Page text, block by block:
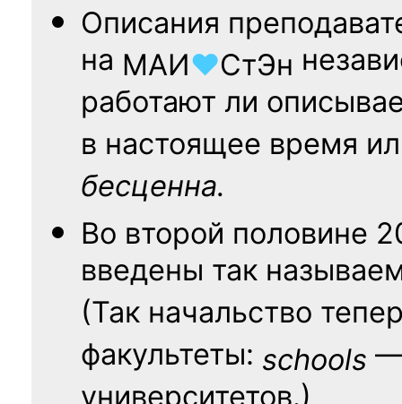
Описания
на МАИ♥СтЭн
работают ли
в настоящее время
бесценна.
Во второй половине
введены так
(Так начальство
факультеты: schools —